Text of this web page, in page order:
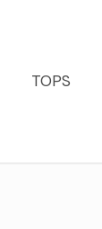
TOPS